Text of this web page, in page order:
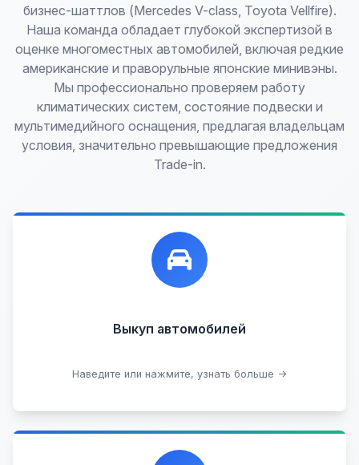
бизнес-шаттлов (Mercedes V-class, Toyota Vellfire).
Наша команда обладает глубокой экспертизой в
оценке многоместных автомобилей, включая редкие
американские и праворульные японские минивэны.
Мы профессионально проверяем работу
климатических систем, состояние подвески и
мультимедийного оснащения, предлагая владельцам
условия, значительно превышающие предложения
Trade-in.
Выкуп автомобилей
Наведите или нажмите, узнать больше →
Лучшие предложения по выкупу автомобилей,
любых:
Проблемные
Кредитные
В залоге
Узнать стоимость
Уникальная возможность обменять ваш